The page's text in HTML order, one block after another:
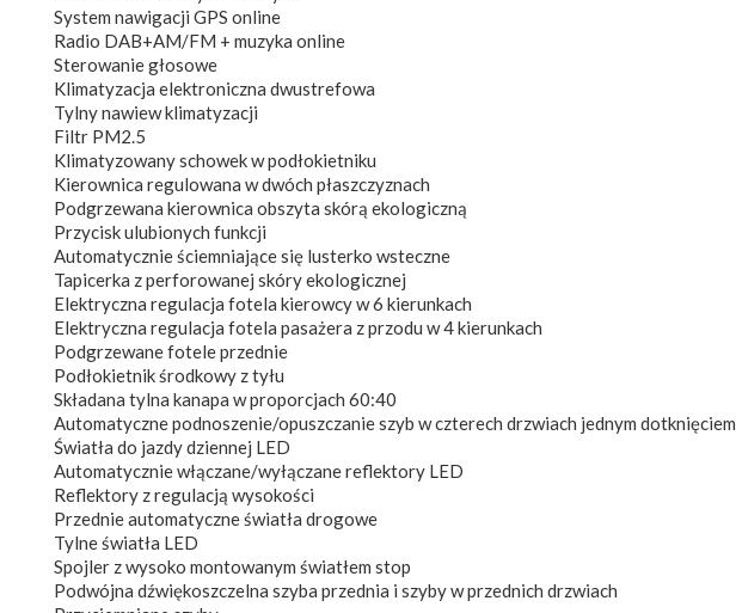
System nawigacji GPS online
Radio DAB+AM/FM + muzyka online
Sterowanie głosowe
Klimatyzacja elektroniczna dwustrefowa
Tylny nawiew klimatyzacji
Filtr PM2.5
Klimatyzowany schowek w podłokietniku
Kierownica regulowana w dwóch płaszczyznach
Podgrzewana kierownica obszyta skórą ekologiczną
Przycisk ulubionych funkcji
Automatycznie ściemniające się lusterko wsteczne
Tapicerka z perforowanej skóry ekologicznej
Elektryczna regulacja fotela kierowcy w 6 kierunkach
Elektryczna regulacja fotela pasażera z przodu w 4 kierunkach
Podgrzewane fotele przednie
Podłokietnik środkowy z tyłu
Składana tylna kanapa w proporcjach 60:40
Automatyczne podnoszenie/opuszczanie szyb w czterech drzwiach jednym dotknięciem
Światła do jazdy dziennej LED
Automatycznie włączane/wyłączane reflektory LED
Reflektory z regulacją wysokości
Przednie automatyczne światła drogowe
Tylne światła LED
Spojler z wysoko montowanym światłem stop
Podwójna dźwiękoszczelna szyba przednia i szyby w przednich drzwiach